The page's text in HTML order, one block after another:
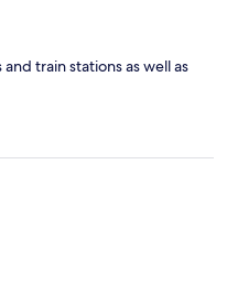
train stations as well as